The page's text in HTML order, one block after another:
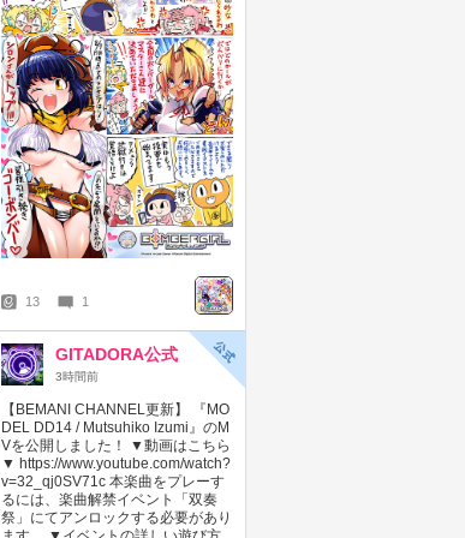
【KONAMIメダルゲーム大感謝祭
サマードリーム】2026/8/5～
2026/8/23 スマッシュポイントが
３倍に！
2026年08月05日
グランドクロスLEGENDで、
LEGENDポイント5倍、GP2倍キ
ャンペーン開始！
2026年08月05日
13 1
GITADORA公式
3時間前
【BEMANI CHANNEL更新】 『MO
DEL DD14 / Mutsuhiko Izumi』のM
Vを公開しました！ ▼動画はこちら
▼ https://www.youtube.com/watch?
v=32_qj0SV71c 本楽曲をプレーす
るには、楽曲解禁イベント「双奏
祭」にてアンロックする必要があり